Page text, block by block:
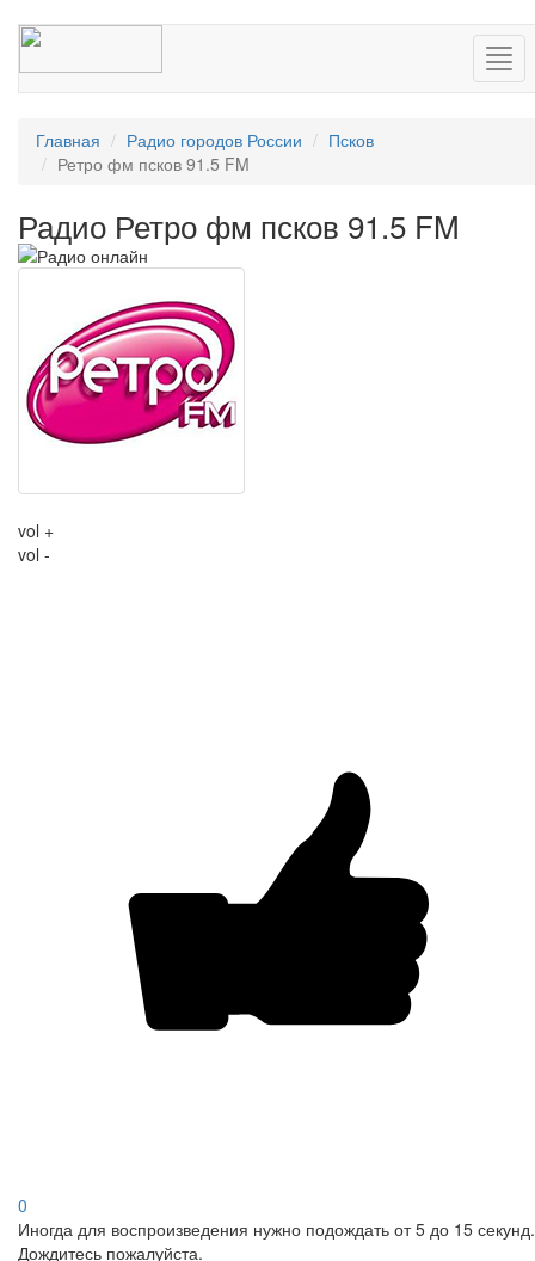
Главная Радио городов России
Псков
Ретро фм псков 91.5 FM
Радио Ретро фм псков 91.5 FM
vol +
vol -
0
Иногда для воспроизведения нужно подождать от 5 до 15 секунд.
Дождитесь пожалуйста.